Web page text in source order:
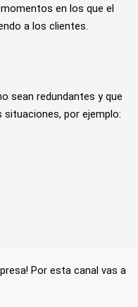
en los que el
a los clientes.
sean redundantes y que
por ejemplo:
Por esta canal vas a